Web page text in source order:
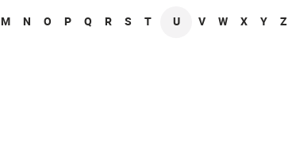
M N O P Q R S T U V W X Y Z